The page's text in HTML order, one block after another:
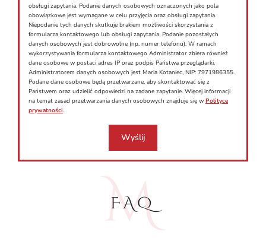
obsługi zapytania. Podanie danych osobowych oznaczonych jako pola
obowiązkowe jest wymagane w celu przyjęcia oraz obsługi zapytania.
Niepodanie tych danych skutkuje brakiem możliwości skorzystania z
formularza kontaktowego lub obsługi zapytania. Podanie pozostałych
danych osobowych jest dobrowolne (np. numer telefonu). W ramach
wykorzystywania formularza kontaktowego Administrator zbiera również
dane osobowe w postaci adres IP oraz podpis Państwa przeglądarki.
Administratorem danych osobowych jest Maria Kotaniec, NIP: 7971986355.
Podane dane osobowe będą przetwarzane, aby skontaktować się z
Państwem oraz udzielić odpowiedzi na zadane zapytanie. Więcej informacji
na temat zasad przetwarzania danych osobowych znajduje się w Polityce
prywatności.
Wyślij
FAQ